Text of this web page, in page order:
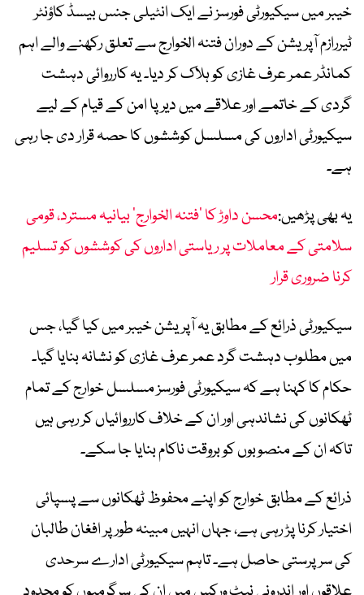
خیبر میں سیکیورٹی فورسز نے ایک انٹیلی جنس بیسڈ کاؤنٹر
ٹیررازم آپریشن کے دوران فتنہ الخوارج سے تعلق رکھنے والے اہم
کمانڈر عمر عرف غازی کو ہلاک کر دیا۔ یہ کارروائی دہشت
گردی کے خاتمے اور علاقے میں دیرپا امن کے قیام کے لیے
سیکیورٹی اداروں کی مسلسل کوششوں کا حصہ قرار دی جا رہی
ہے۔
یہ بھی پڑھیں:محسن داوڑ کا ’فتنہ الخوارج‘ بیانیہ مسترد، قومی
سلامتی کے معاملات پر ریاستی اداروں کی کوششوں کو تسلیم
کرنا ضروری قرار
سیکیورٹی ذرائع کے مطابق یہ آپریشن خیبر میں کیا گیا، جس
میں مطلوب دہشت گرد عمر عرف غازی کو نشانہ بنایا گیا۔
حکام کا کہنا ہے کہ سیکیورٹی فورسز مسلسل خوارج کے تمام
ٹھکانوں کی نشاندہی اور ان کے خلاف کارروائیاں کر رہی ہیں
تاکہ ان کے منصوبوں کو بروقت ناکام بنایا جا سکے۔
ذرائع کے مطابق خوارج کو اپنے محفوظ ٹھکانوں سے پسپائی
اختیار کرنا پڑ رہی ہے، جہاں انہیں مبینہ طور پر افغان طالبان
کی سرپرستی حاصل ہے۔ تاہم سیکیورٹی ادارے سرحدی